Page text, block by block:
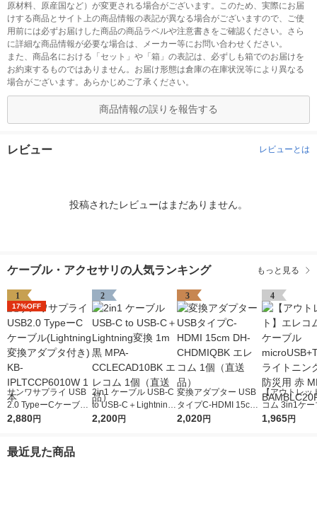
原材料、原産国など）が変更される場合がございます。このため、実際にお届
けする商品とサイト上の商品情報の表記が異なる場合がございますので、ご使
用前には必ずお届けした商品の商品ラベルや注意書きをご確認ください。さら
に詳細な商品情報が必要な場合は、メーカー等にお問い合わせください。
また、商品名における「セット」や「箱」の表記は、必ずしも箱でのお届けを
お約束するものではありません。お届け形態は倉庫の在庫状況等により異なる
場合がございます。あらかじめご了承ください。
商品情報の誤りを報告する
レビュー レビューとは
投稿されたレビューはまだありません。
ケーブル・アクセサリの人気ランキング もっと見る
1
17%OFF
サンワサプライ USB
2.0 TypeーCケーブル
(Lightning変換アダプ
2,880円
2
2in1 ケーブル USB-C
to USB-C＋Lightning
変換 1m 黒 MPA-CCL
2,200円
3
変換アダプター USB
タイプC-HDMI 15cm
DH-CHDMIQBK エレ
2,020円
4
【アウトレッ
コム 3in1ケー
1,965円
最近見た商品